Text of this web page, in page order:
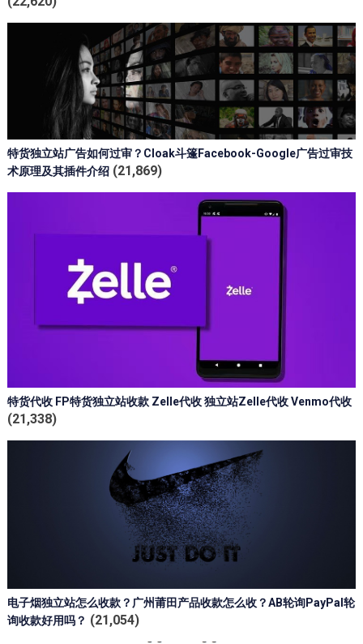
特货独立站广告如何过审？Cloak斗篷Facebook-Google广告过审技
术原理及其插件介绍 (21,869)
特货代收 FP特货独立站收款 Zelle代收 独立站Zelle代收 Venmo代收
(21,338)
电子烟独立站怎么收款？广州莆田产品收款怎么收？AB轮询PayPal轮
询收款好用吗？ (21,054)